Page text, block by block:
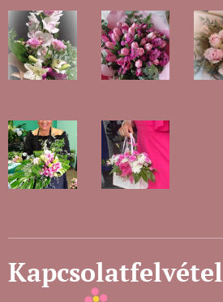
Kapcsolatfelvétel